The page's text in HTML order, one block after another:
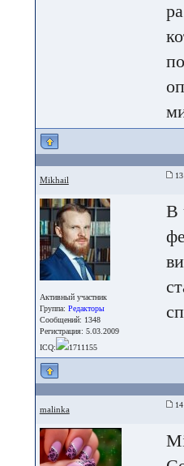
Mikhail 13
Активный участник
Группа: Редакторы
Сообщений: 1348
Регистрация: 5.03.2009
ICQ:
1711155
В
malinka 14